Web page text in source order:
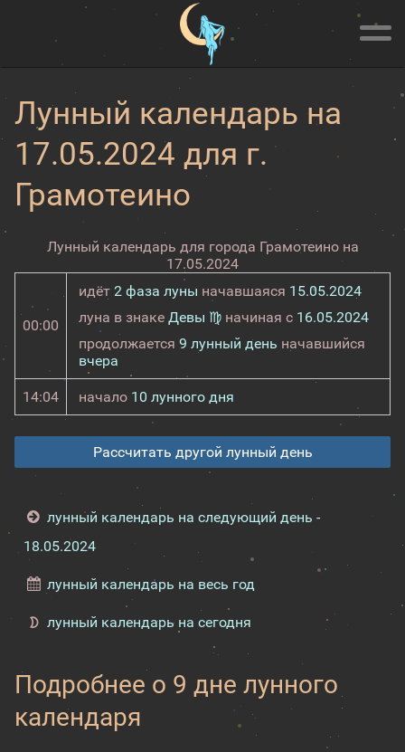
Лунный календарь на
17.05.2024 для г.
Грамотеино
Лунный календарь для города Грамотеино на
17.05.2024
00:00
идёт 2 фаза луны начавшаяся 15.05.2024
луна в знаке Девы ♍ начиная с 16.05.2024
продолжается 9 лунный день начавшийся
вчера
14:04 начало 10 лунного дня
Рассчитать другой лунный день
лунный календарь на следующий день -
18.05.2024
лунный календарь на весь год
лунный календарь на сегодня
Подробнее о 9 дне лунного
календаря